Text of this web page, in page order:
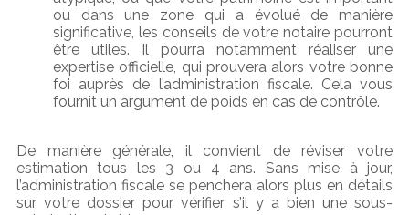
ou dans une zone qui a évolué de manière
significative, les conseils de votre notaire pourront
être utiles. Il pourra notamment réaliser une
expertise officielle, qui prouvera alors votre bonne
foi auprès de l’administration fiscale. Cela vous
fournit un argument de poids en cas de contrôle.
De manière générale, il convient de réviser votre
estimation tous les 3 ou 4 ans. Sans mise à jour,
l’administration fiscale se penchera alors plus en détails
sur votre dossier pour vérifier s’il y a bien une sous-